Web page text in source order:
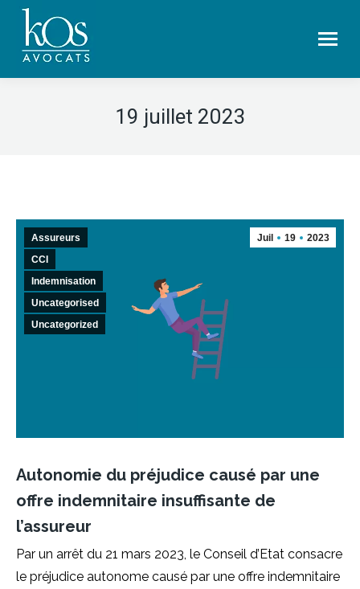
19 juillet 2023
Juil 19 2023
Assureurs
CCI
Indemnisation
Uncategorised
Uncategorized
Autonomie du préjudice causé par une
offre indemnitaire insuffisante de
l’assureur
Par un arrêt du 21 mars 2023, le Conseil d’Etat consacre
le préjudice autonome causé par une offre indemnitaire